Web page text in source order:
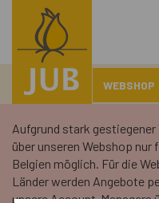
WEBSHOP
Aufgrund stark
über unseren Webshop nur
Belgien möglich. Für die
Länder werden Angebote
unsere Account-Managers